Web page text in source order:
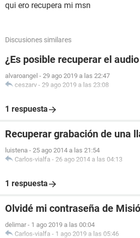
qui ero recupera mi msn
Discusiones similares
¿Es posible recuperar el
alvaroangel - 29 ago 2019 a las 22:47
ceszarv - 29 ago 2019 a las 23:08
1 respuesta
Recuperar grabación de una
luistena - 25 ago 2014 a las 21:54
Carlos-vialfa - 26 ago 2014 a las 04:13
1 respuesta
Olvidé mi contraseña de
delimar - 1 ago 2019 a las 00:04
Carlos-vialfa - 1 ago 2019 a las 05:46